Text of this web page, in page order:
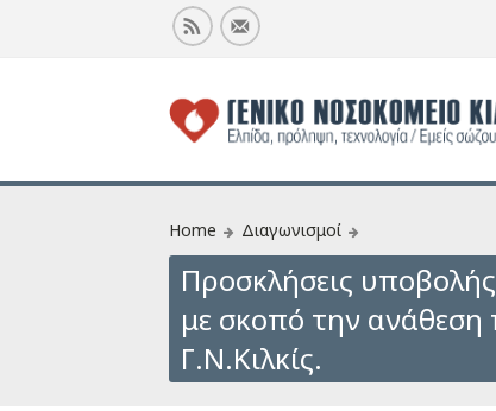
Home Διαγωνισμοί
Προσκλήσεις
με σκοπό την ανάθεση
Γ.Ν.Κιλκίς.